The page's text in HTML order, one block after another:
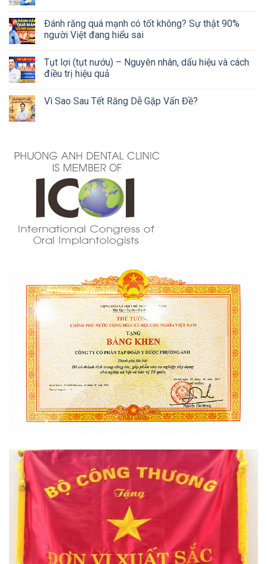
Đánh răng quá mạnh có tốt không? Sự thật 90%
người Việt đang hiểu sai
Tụt lợi (tụt nướu) – Nguyên nhân, dấu hiệu và cách
điều trị hiệu quả
Vì Sao Sau Tết Răng Dễ Gặp Vấn Đề?